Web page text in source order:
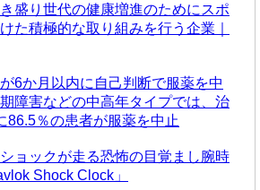
盛り世代の健康増進のためにスポ
た積極的な取り組みを行う企業｜
6か月以内に自己判断で服薬を中
障害などの中高年タイプでは、治
86.5％の患者が服薬を中止
ョックが走る恐怖の目覚まし腕時
Shock Clock」